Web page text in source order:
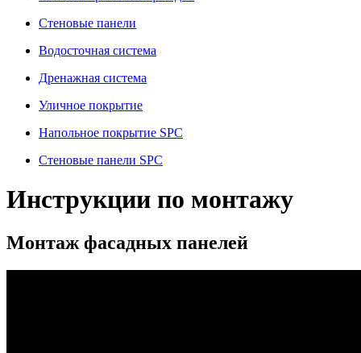
Стеновые панели
Водосточная система
Дренажная система
Уличное покрытие
Напольное покрытие SPC
Стеновые панели SPC
Инструкции по монтажу
Монтаж фасадных панелей